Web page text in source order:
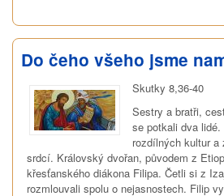
Do čeho všeho jsme
Skutky 8,36-40
Sestry a bratři,
se potkali dva
rozdílných kultur
srdcí. Královský dvořan, původem z
křesťanského diákona Filipa. Četli si z
rozmlouvali spolu o nejasnostech. Filip